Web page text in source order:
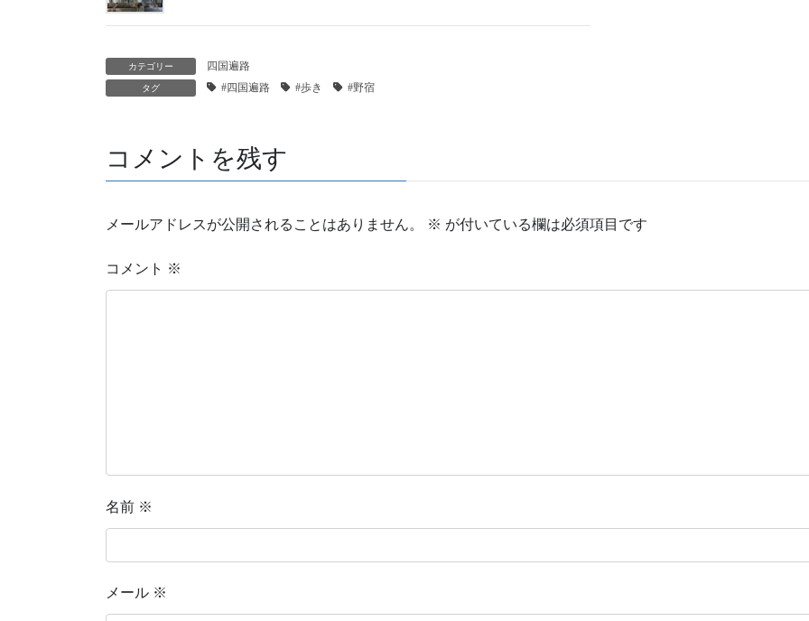
カテゴリー 四国遍路
タグ #四国遍路 #歩き #野宿
コメントを残す
メールアドレスが公開されることはありません。 ※ が付いている欄は必須項目です
コメント ※
名前 ※
メール ※